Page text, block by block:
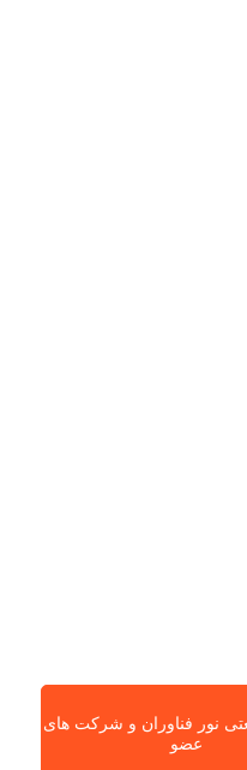
نور فناوران و شرکت های
عضو